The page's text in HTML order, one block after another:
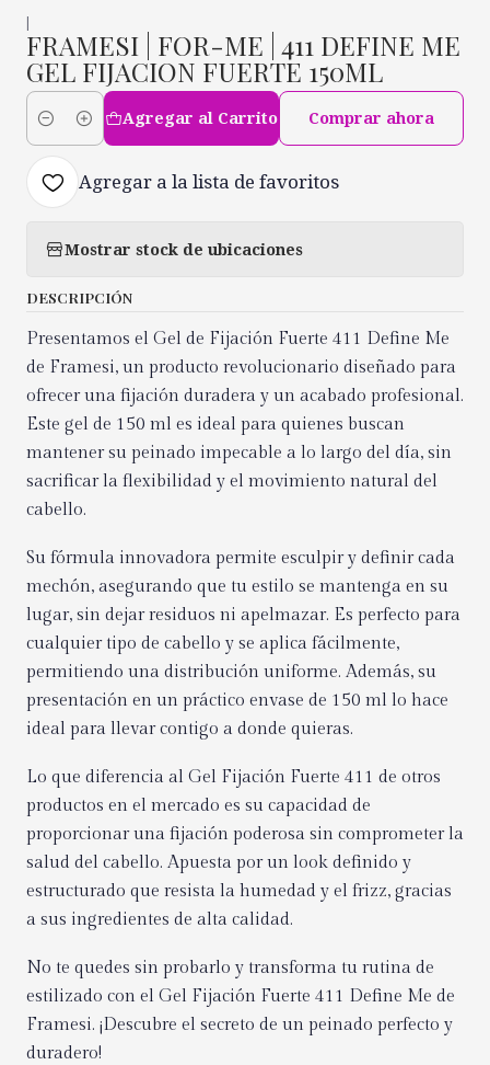
FRAMESI | FOR-ME | 411 DEFINE ME
GEL FIJACION FUERTE 150ML
Cantidad
Agregar al Carrito Comprar ahora
Agregar a la lista de favoritos
Mostrar stock de ubicaciones
DESCRIPCIÓN
Presentamos el Gel de Fijación Fuerte 411 Define Me
de Framesi, un producto revolucionario diseñado para
ofrecer una fijación duradera y un acabado profesional.
Este gel de 150 ml es ideal para quienes buscan
mantener su peinado impecable a lo largo del día, sin
sacrificar la flexibilidad y el movimiento natural del
cabello.
Su fórmula innovadora permite esculpir y definir cada
mechón, asegurando que tu estilo se mantenga en su
lugar, sin dejar residuos ni apelmazar. Es perfecto para
cualquier tipo de cabello y se aplica fácilmente,
permitiendo una distribución uniforme. Además, su
presentación en un práctico envase de 150 ml lo hace
ideal para llevar contigo a donde quieras.
Lo que diferencia al Gel Fijación Fuerte 411 de otros
productos en el mercado es su capacidad de
proporcionar una fijación poderosa sin comprometer la
salud del cabello. Apuesta por un look definido y
estructurado que resista la humedad y el frizz, gracias
a sus ingredientes de alta calidad.
No te quedes sin probarlo y transforma tu rutina de
estilizado con el Gel Fijación Fuerte 411 Define Me de
Framesi. ¡Descubre el secreto de un peinado perfecto y
duradero!